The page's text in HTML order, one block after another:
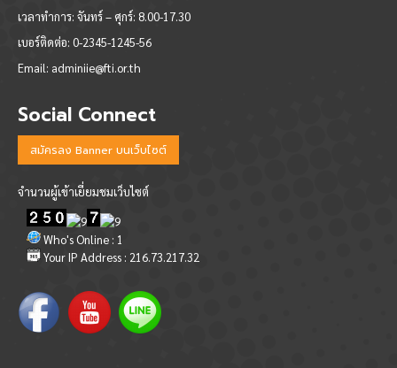
เวลาทำการ: จันทร์ – ศุกร์: 8.00-17.30
เบอร์ติดต่อ: 0-2345-1245-56
Email: adminiie@fti.or.th
Social Connect
สมัครลง Banner บนเว็บไซต์
จำนวนผู้เข้าเยี่ยมชมเว็บไซต์
Who's Online : 1
Your IP Address : 216.73.217.32